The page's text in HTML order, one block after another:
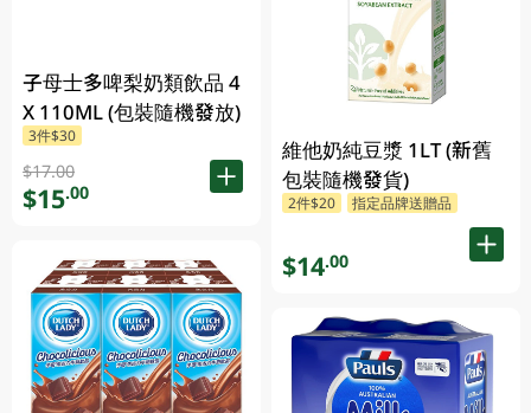
子母士多啤梨奶類飲品 4
X 110ML (包裝隨機發放)
3件$30
$17.00
$15.00
維他奶純豆漿 1LT (新舊
包裝隨機發貨)
2件$20 指定品牌送贈品
$14.00